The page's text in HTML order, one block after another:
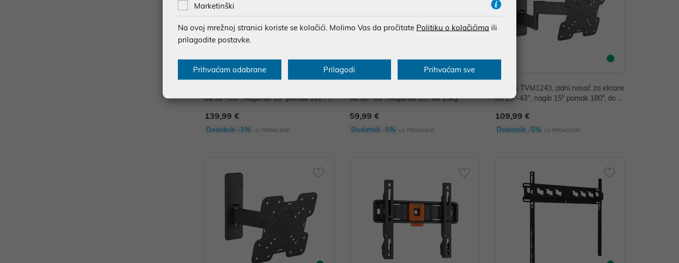
od 32"-65", nagib do 15° pomak 120°, 2
139,99 €
Dodatnih -5% uz PROMO KOD
od 32"-65", nagib do 15°, do 25kg
59,99 €
Dodatnih -5% uz PROMO KOD
Vogel's TVM1243, zidni nosač za ekrane
od 19"-43", nagib 15° pomak 180°, do 1
109,99 €
Dodatnih -5% uz PROMO KOD
Marketinški
Na ovoj mrežnoj stranici koriste se kolačići. Molimo Vas da pročitate Politiku o kolačićima ili
prilagodite postavke.
Prihvaćam odabrane Prilagodi Prihvaćam sve